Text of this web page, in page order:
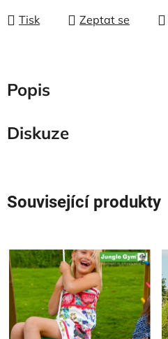
Tisk Zeptat se
Popis
Diskuze
Související produkty